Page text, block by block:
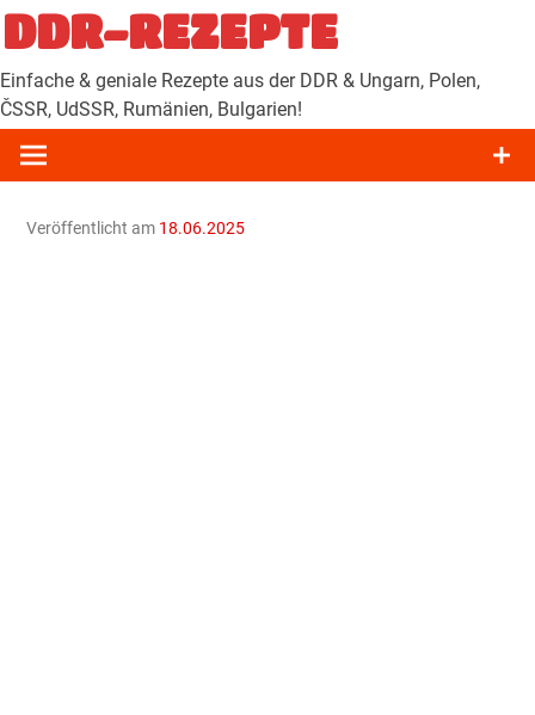
Zum
Inhalt
springen
DDR-REZEPTE
Einfache & geniale Rezepte aus der DDR & Ungarn, Polen,
ČSSR, UdSSR, Rumänien, Bulgarien!
Veröffentlicht am 18.06.2025